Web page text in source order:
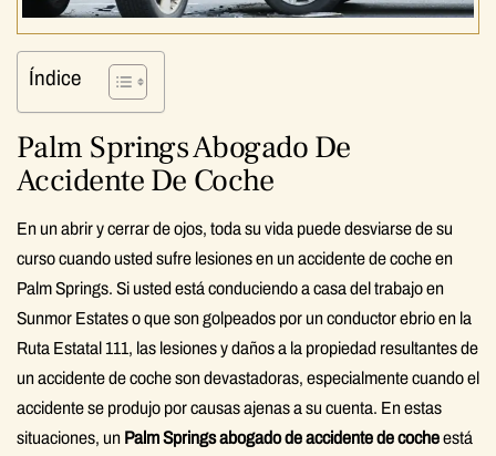
Índice
Palm Springs Abogado De
Accidente De Coche
En un abrir y cerrar de ojos, toda su vida puede desviarse de su
curso cuando usted sufre lesiones en un accidente de coche en
Palm Springs. Si usted está conduciendo a casa del trabajo en
Sunmor Estates o que son golpeados por un conductor ebrio en la
Ruta Estatal 111, las lesiones y daños a la propiedad resultantes de
un accidente de coche son devastadoras, especialmente cuando el
accidente se produjo por causas ajenas a su cuenta. En estas
situaciones, un Palm Springs abogado de accidente de cocheestá